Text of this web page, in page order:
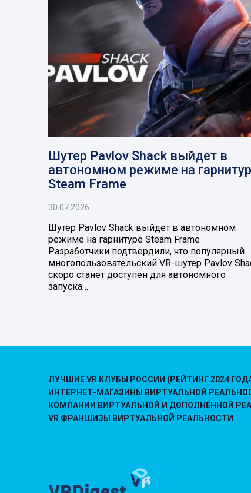
Шутер Pavlov Shack выйдет в
автономном режиме на
Steam Frame
30.07.2026
Шутер Pavlov Shack выйдет в автономном
режиме на гарнитуре Steam Frame
Разработчики подтвердили, что популярный
многопользовательский VR-шутер Pavlov
скоро станет доступен для автономного
запуска…
ЛУЧШИЕ VR КЛУБЫ РОССИИ (РЕЙТИНГ 2024
ИНТЕРНЕТ-МАГАЗИНЫ ВИРТУАЛЬНОЙ
КОМПАНИИ ВИРТУАЛЬНОЙ И ДОПОЛНЕННОЙ
VR ФРАНШИЗЫ ВИРТУАЛЬНОЙ РЕАЛЬНОСТИ